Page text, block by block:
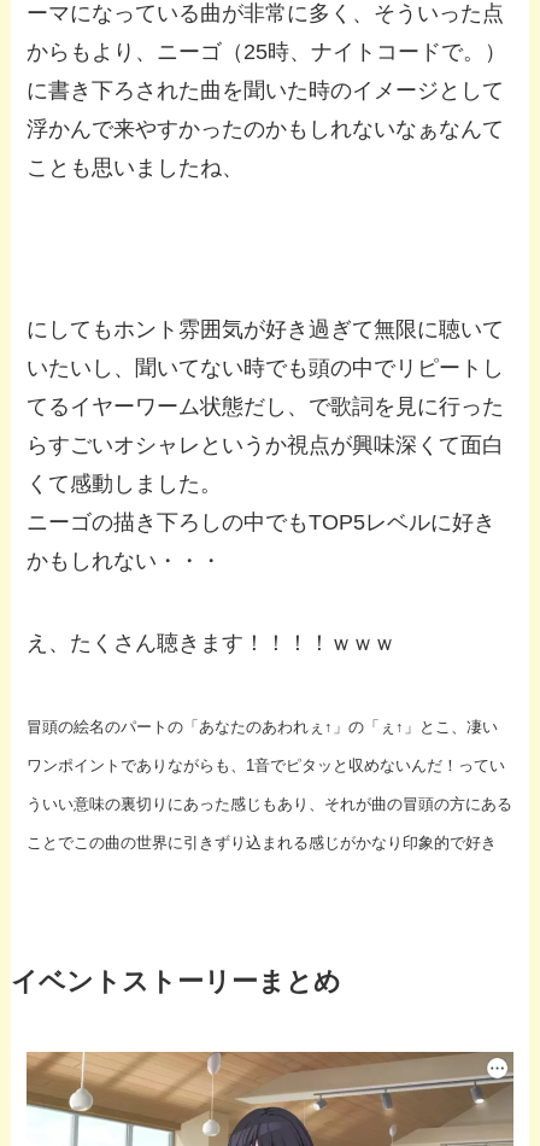
ーマになっている曲が非常に多く、そういった点
からもより、ニーゴ（25時、ナイトコードで。）
に書き下ろされた曲を聞いた時のイメージとして
浮かんで来やすかったのかもしれないなぁなんて
ことも思いましたね、
にしてもホント雰囲気が好き過ぎて無限に聴いて
いたいし、聞いてない時でも頭の中でリピートし
てるイヤーワーム状態だし、で歌詞を見に行った
らすごいオシャレというか視点が興味深くて面白
くて感動しました。
ニーゴの描き下ろしの中でもTOP5レベルに好き
かもしれない・・・
え、たくさん聴きます！！！！ｗｗｗ
冒頭の絵名のパートの「あなたのあわれぇ↑」の「ぇ↑」とこ、凄い
ワンポイントでありながらも、1音でピタッと収めないんだ！ってい
ういい意味の裏切りにあった感じもあり、それが曲の冒頭の方にある
ことでこの曲の世界に引きずり込まれる感じがかなり印象的で好き
イベントストーリーまとめ